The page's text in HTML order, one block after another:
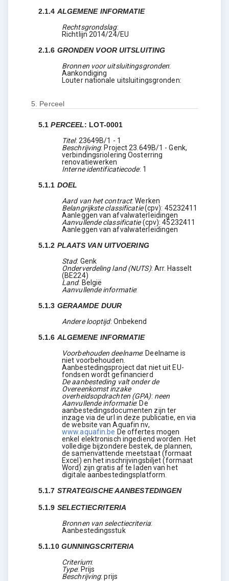
2.1.4 ALGEMENE INFORMATIE
Rechtsgrondslag:
Richtlijn 2014/24/EU
2.1.6 GRONDEN VOOR UITSLUITING
Bronnen voor uitsluitingsgronden:
Aankondiging
Louter nationale uitsluitingsgronden:
5. Perceel
5.1PERCEEL: LOT-0001
Titel: 23649B/1 - 1
Beschrijving: Project 23.649B/1 - Genk,
verbindingsriolering Oosterring
renovatiewerken
Interne identificatiecode: 1
5.1.1 DOEL
Aard van het contract:Werken
Belangrijkste classificatie (cpv): 45232411
Aanleggen van afvalwaterleidingen
Aanvullende classificatie (cpv):45232411
Aanleggen van afvalwaterleidingen
5.1.2 PLAATS VAN UITVOERING
Stad: Genk
Onderverdeling land (NUTS): Arr. Hasselt
(BE224)
Land: België
Aanvullende informatie:
5.1.3 GERAAMDE DUUR
Andere looptijd: Onbekend
5.1.6 ALGEMENE INFORMATIE
Voorbehouden deelname: Deelname is
niet voorbehouden.
Aanbestedingsproject dat niet uit EU-
fondsen wordt gefinancierd
De aanbesteding valt onder de
Overeenkomst inzake
overheidsopdrachten (GPA): neen
Aanvullende informatie: De
aanbestedingsdocumenten zijn ter
inzage via de url in deze publicatie, en via
de website van Aquafin nv,
www.aquafin.be De offertes mogen
enkel elektronisch ingediend worden. Het
volledige bijzondere bestek, de plannen,
de samenvattende meetstaat (formaat
Excel) en het inschrijvingsbiljet (formaat
Word) zijn gratis af te laden van het
digitale aanbestedingsplatform.
5.1.7 STRATEGISCHE AANBESTEDINGEN
5.1.9 SELECTIECRITERIA
Bronnen van selectiecriteria:
Aanbestedingsstuk
5.1.10 GUNNINGSCRITERIA
Criterium:
Type: Prijs
Beschrijving:prijs